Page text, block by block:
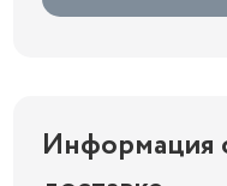
Информация